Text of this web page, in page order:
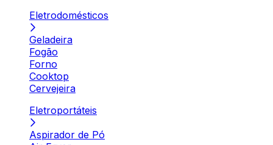
Eletrodomésticos
Geladeira
Fogão
Forno
Cooktop
Cervejeira
Eletroportáteis
Aspirador de Pó